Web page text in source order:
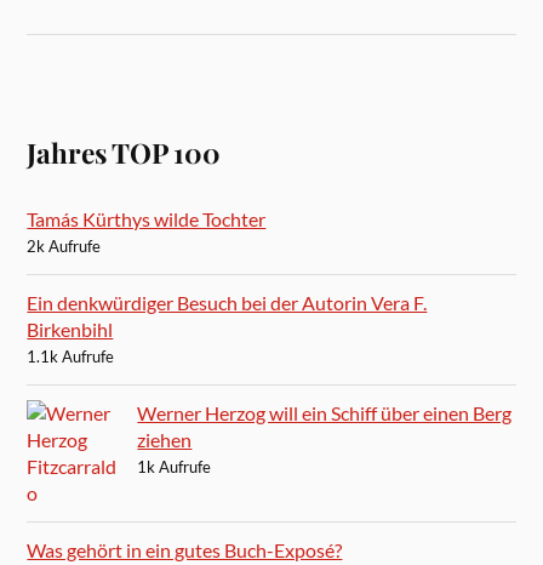
Jahres TOP 100
Tamás Kürthys wilde Tochter
2k Aufrufe
Ein denkwürdiger Besuch bei der Autorin Vera F.
Birkenbihl
1.1k Aufrufe
Werner Herzog will ein Schiff über einen Berg
ziehen
1k Aufrufe
Was gehört in ein gutes Buch-Exposé?